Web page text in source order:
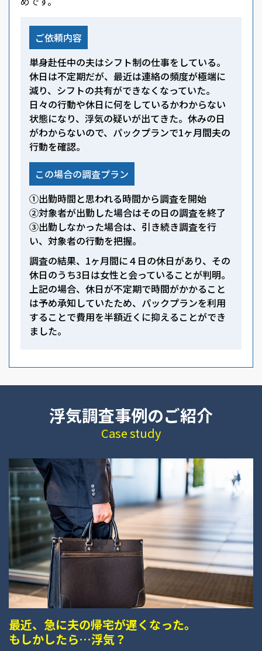
ご依頼内容
単身赴任中の夫はシフト制の仕事をしている。
休日は不定期だが、最近は連絡の頻度が極端に
減り、シフトの共有ができなくなっていた。
日々の行動や休日に何をしているかわからない
状態になり、浮気の疑いが出てきた。休みの日
がわからないので、パックプランで1ヶ月間夫の
行動を確認。
この場合の調査プラン
①出勤時間と思われる時間から調査を開始
②対象者が出勤した場合はその日の調査を終了
③出勤しなかった場合は、引き続き調査を行
い、対象者の行動を把握。
調査の結果、1ヶ月間に４日の休日があり、その
休日のうち3日は女性と会っていることが判明。
上記の場合、休日が不定期で時間がかかること
は予め承知していたため、パックプランを利用
することで費用を半額近くに抑えることができ
ました。
浮気調査事例のご紹介
Case study
最近、急に夫の帰宅が遅くなった。
もしかしたら…浮気？